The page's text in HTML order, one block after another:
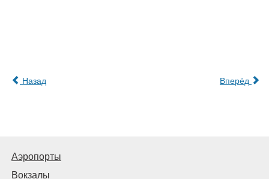
Назад Вперёд
Аэропорты
Вокзалы